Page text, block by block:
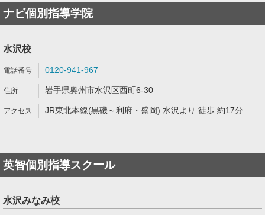
ナビ個別指導学院
水沢校
0120-941-967
岩手県奥州市水沢区西町6-30
JR東北本線(黒磯～利府・盛岡) 水沢より 徒歩 約17分
英智個別指導スクール
水沢みなみ校